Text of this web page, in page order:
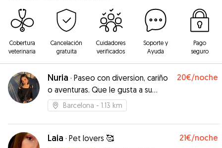
Cobertura
veterinaria
Cancelación
gratuita
Cuidadores
verificados
Soporte y
Ayuda
Pago
seguro
Nuria · Paseo con diversion, cariño
o aventuras. Que le gusta a su
perro?
20€/noche
Barcelona - 1.13 km
Laia · Pet lovers 🥰 21€/noche